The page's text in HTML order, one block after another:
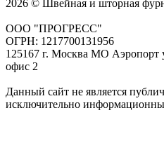
2026 © Швейная и шторная
ООО "ПРОГРЕСС"
ОГРН: 1217700131956
125167 г. Москва МО Аэропорт
офис 2
Данный сайт не является
исключительно